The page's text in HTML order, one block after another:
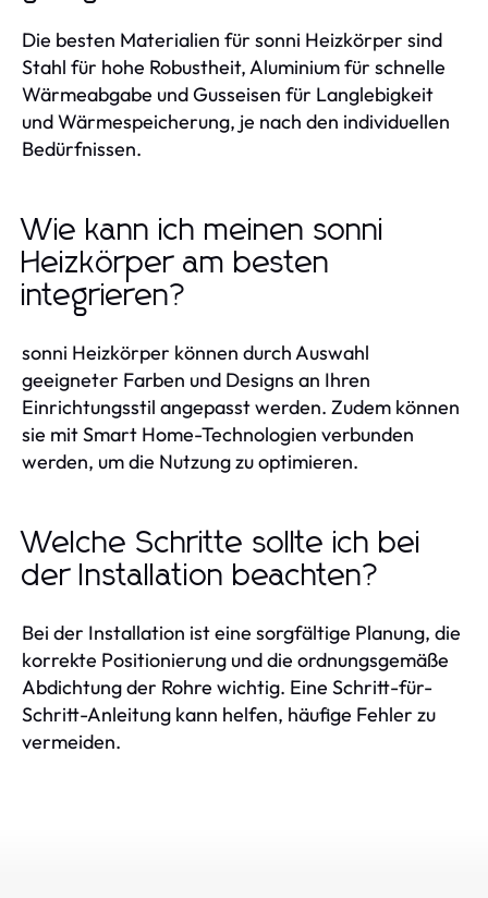
Die besten Materialien für sonni Heizkörper sind
Stahl für hohe Robustheit, Aluminium für schnelle
Wärmeabgabe und Gusseisen für Langlebigkeit
und Wärmespeicherung, je nach den individuellen
Bedürfnissen.
Wie kann ich meinen sonni
Heizkörper am besten
integrieren?
sonni Heizkörper können durch Auswahl
geeigneter Farben und Designs an Ihren
Einrichtungsstil angepasst werden. Zudem können
sie mit Smart Home-Technologien verbunden
werden, um die Nutzung zu optimieren.
Welche Schritte sollte ich bei
der Installation beachten?
Bei der Installation ist eine sorgfältige Planung, die
korrekte Positionierung und die ordnungsgemäße
Abdichtung der Rohre wichtig. Eine Schritt-für-
Schritt-Anleitung kann helfen, häufige Fehler zu
vermeiden.